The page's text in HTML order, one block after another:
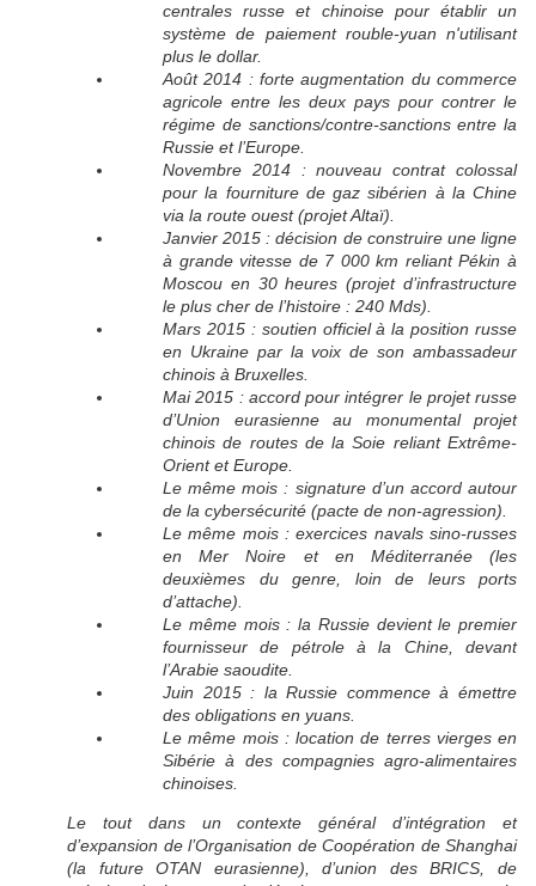
centrales russe et chinoise pour établir un
système de paiement rouble-yuan n'utilisant
plus le dollar.
Août 2014 : forte augmentation du commerce
agricole entre les deux pays pour contrer le
régime de sanctions/contre-sanctions entre la
Russie et l’Europe.
Novembre 2014 : nouveau contrat colossal
pour la fourniture de gaz sibérien à la Chine
via la route ouest (projet Altaï).
Janvier 2015 : décision de construire une ligne
à grande vitesse de 7 000 km reliant Pékin à
Moscou en 30 heures (projet d’infrastructure
le plus cher de l’histoire : 240 Mds).
Mars 2015 : soutien officiel à la position russe
en Ukraine par la voix de son ambassadeur
chinois à Bruxelles.
Mai 2015 : accord pour intégrer le projet russe
d’Union eurasienne au monumental projet
chinois de routes de la Soie reliant Extrême-
Orient et Europe.
Le même mois : signature d’un accord autour
de la cybersécurité (pacte de non-agression).
Le même mois : exercices navals sino-russes
en Mer Noire et en Méditerranée (les
deuxièmes du genre, loin de leurs ports
d’attache).
Le même mois : la Russie devient le premier
fournisseur de pétrole à la Chine, devant
l’Arabie saoudite.
Juin 2015 : la Russie commence à émettre
des obligations en yuans.
Le même mois : location de terres vierges en
Sibérie à des compagnies agro-alimentaires
chinoises.
Le tout dans un contexte général d’intégration et
d’expansion de l’Organisation de Coopération de Shanghai
(la future OTAN eurasienne), d’union des BRICS, de